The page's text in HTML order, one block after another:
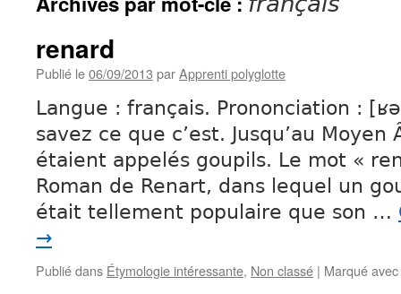
renard
Publié le06/09/2013 parApprenti polyglotte
Langue : français. Prononciation :
savez ce que c’est. Jusqu’au Moyen
étaient appelés goupils. Le mot «
Roman de Renart, dans lequel un
était tellement populaire que son …
→
Publié dans Étymologie intéressante, Non classé | Marqué avec